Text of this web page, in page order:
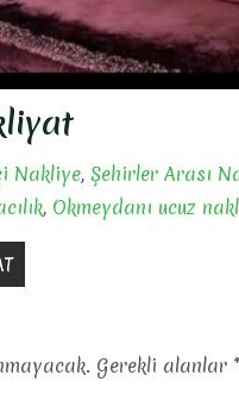
Nakliye, Şehirler Arası
, Okmeydanı ucuz
Gerekli alanlar